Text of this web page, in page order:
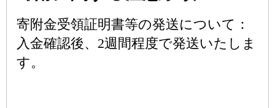
寄附金受領証明書等の発送について：
入金確認後、2週間程度で発送いたしま
す。